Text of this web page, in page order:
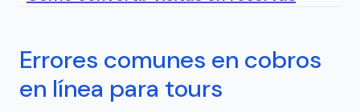
Errores comunes en cobros
en línea para tours